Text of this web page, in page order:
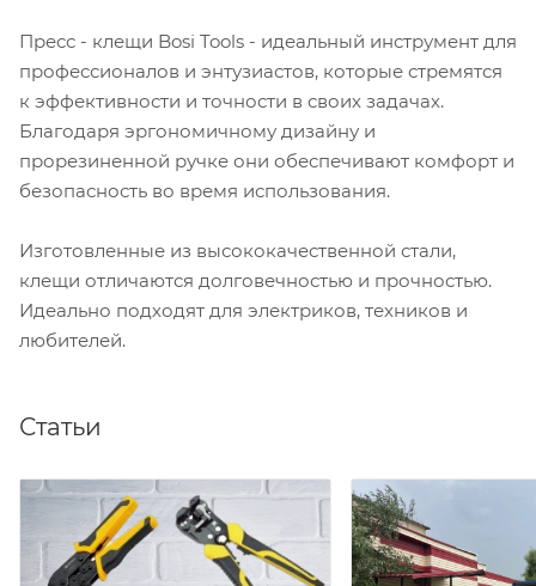
Пресс - клещи Bosi Tools - идеальный инструмент для
профессионалов и энтузиастов, которые стремятся
к эффективности и точности в своих задачах.
Благодаря эргономичному дизайну и
прорезиненной ручке они обеспечивают комфорт и
безопасность во время использования.
Изготовленные из высококачественной стали,
клещи отличаются долговечностью и прочностью.
Идеально подходят для электриков, техников и
любителей.
Статьи